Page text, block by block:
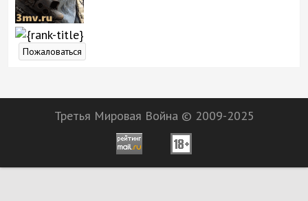
Пожаловаться
Третья Мировая Война © 2009-2025